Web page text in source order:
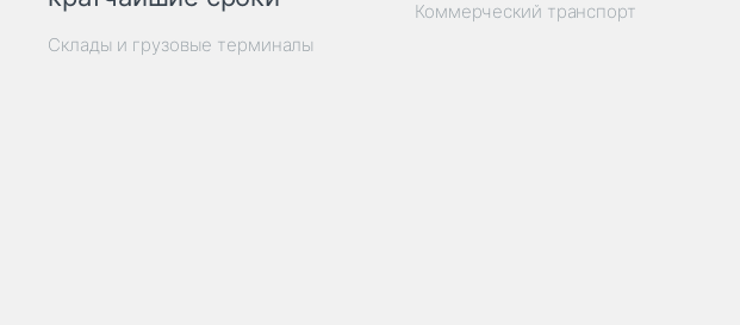
Склады и грузовые терминалы
Коммерческий транспорт